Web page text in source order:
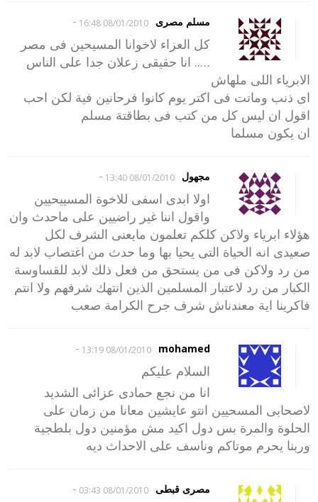
مسلم مصرى 08/01/2010 16:48
-
كل العزاء لاخوانا المسيحين فى مصر
….. انا حقيقى زعلان جدا على الناس
الابرياء اللى ملهاش
اى ذنب وماتت فى اكتر يوم كانوا فرحانين فية لكن احب
اقول ان ليس كل من كتب فى بطاقتة مسلم
ان يكون مسلما
مجهول 08/01/2010 13:40
-
اولا ابدى اسفى للاخوة المسييحيين
واقول اننا غير راضيين على ماحدث وان
هؤلاء ابرياء ولاكن كلكم تعلمون مايعنى الشرف لكل
صعيدى انه الحياة التى يحيا بها وما حدث من اغتصاب لابد له
من رد ولاكن فى من يستحق من فعل ذلك لابد للقساوسة
الكبار من رد لاعتبار المسلمين الذين انتهك شرفهم ولا انتم
فاكرينا اية معندناش شرف جرح الكرامة صعب
mohamed
08/01/2010 13:19
-
السلام عليكم
انا من نجع حمادى عزائى الشديد
لاصحابى المسحيين انتو عايشين معانا من زمان على
الحلوة والمرة بس دول اكيد مش مؤمنين دول بلطجية
وربنا يحرم موتاكم وناسف على الاحداث ديه
مصرى قبطى 08/01/2010 03:43
-